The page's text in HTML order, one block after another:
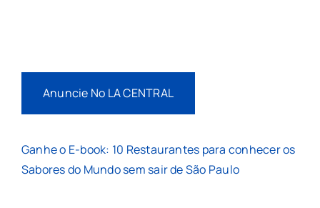
Anuncie No LA CENTRAL
Ganhe o E-book: 10 Restaurantes para conhecer os
Sabores do Mundo sem sair de São Paulo